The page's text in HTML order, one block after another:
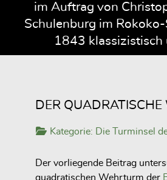
im Auftrag von
Schulenburg im
1843 klassizistisch
DER
Kategorie: Die Turminsel
Der vorliegende Beitrag
quadratischen Wehrturm der